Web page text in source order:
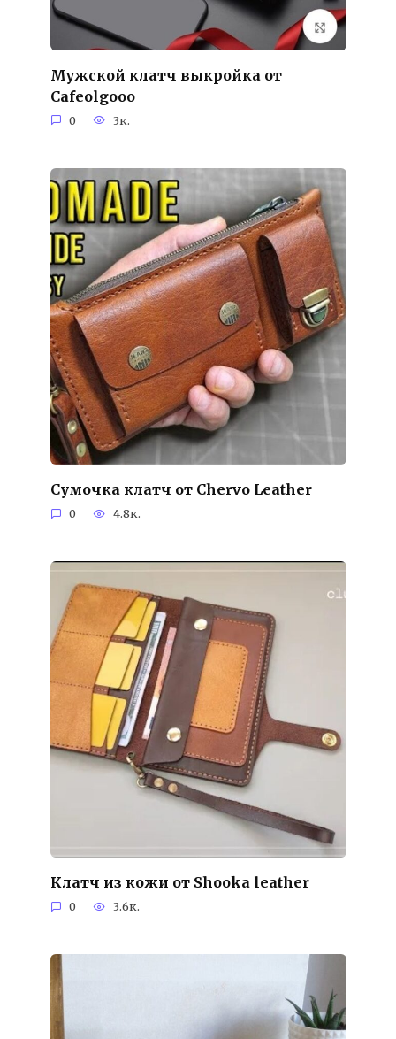
Мужской клатч выкройка от
Cafeolgooo
0 3к.
Сумочка клатч от Chervo Leather
0 4.8к.
Клатч из кожи от Shooka leather
0 3.6к.